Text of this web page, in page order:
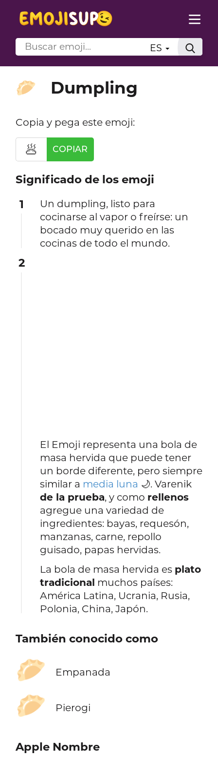
ES
🥟 Dumpling
Copia y pega este emoji:
🥟 COPIAR
Significado de los emoji
1
Un dumpling, listo para
cocinarse al vapor o freírse: un
bocado muy querido en las
cocinas de todo el mundo.
2
El Emoji representa una bola de
masa hervida que puede tener
un borde diferente, pero siempre
similar a media luna 🌙. Varenik
de la prueba, y como rellenos
agregue una variedad de
ingredientes: bayas, requesón,
manzanas, carne, repollo
guisado, papas hervidas.
La bola de masa hervida es plato
tradicional muchos países:
América Latina, Ucrania, Rusia,
Polonia, China, Japón.
También conocido como
🥟 Empanada
🥟 Pierogi
Apple Nombre